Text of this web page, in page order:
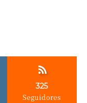
325
Seguidores